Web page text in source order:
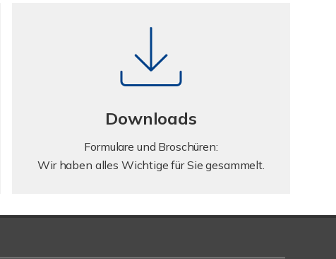
Downloads
Formulare und Broschüren:
Wir haben alles Wichtige für Sie gesammelt.